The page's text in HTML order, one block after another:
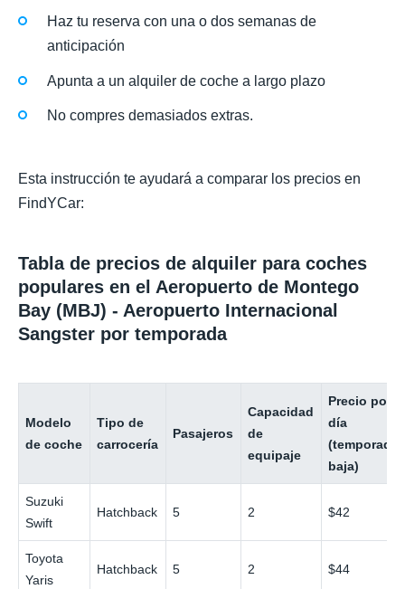
Haz tu reserva con una o dos semanas de
anticipación
Apunta a un alquiler de coche a largo plazo
No compres demasiados extras.
Esta instrucción te ayudará a comparar los precios en
FindYCar:
Tabla de precios de alquiler para coches
populares en el Aeropuerto de Montego
Bay (MBJ) - Aeropuerto Internacional
Sangster por temporada
Modelo
de coche
Tipo de
carrocería
Pasajeros
Capacidad
de
equipaje
Precio por
día
(temporada
baja)
Suzuki
Swift
Hatchback 5 2 $42
Toyota
Yaris
Hatchback 5 2 $44